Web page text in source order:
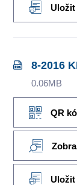
Uložit
8-2016
0.06MB
QR
Uložit